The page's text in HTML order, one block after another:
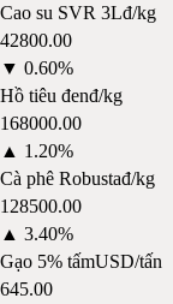
Cao su SVR 3Lđ/kg
42800.00
▼ 0.60%
Hồ tiêu đenđ/kg
168000.00
▲ 1.20%
Cà phê Robustađ/kg
128500.00
▲ 3.40%
Gạo 5% tấmUSD/tấn
645.00